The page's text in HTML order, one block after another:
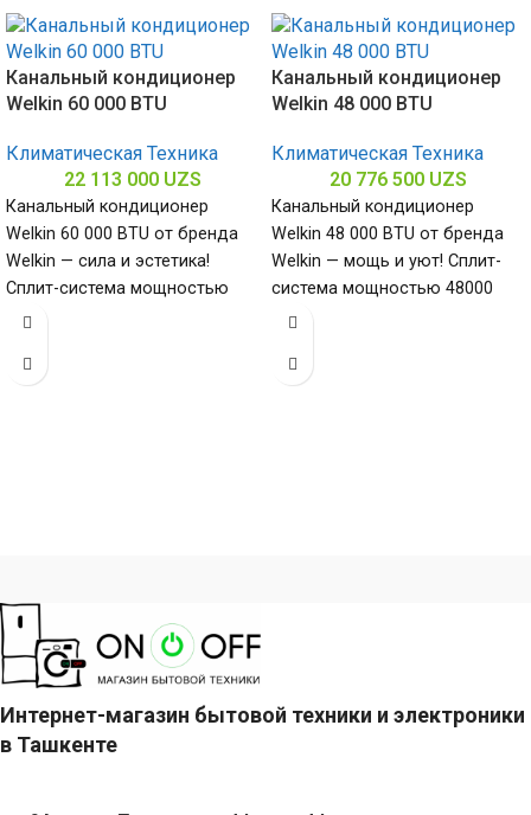
Канальный кондиционер
Welkin 60 000 BTU
Климатическая Техника
22 113 000 UZS
Канальный кондиционер
Welkin 60 000 BTU от бренда
Welkin — сила и эстетика!
Сплит-система мощностью
60000 БТЕ для помещений до
Канальный кондиционер
Welkin 48 000 BTU
Климатическая Техника
20 776 500 UZS
Канальный кондиционер
Welkin 48 000 BTU от бренда
Welkin — мощь и уют! Сплит-
система мощностью 48000
БТЕ для помещений до
Интернет-магазин бытовой техники и электроники
в Ташкенте